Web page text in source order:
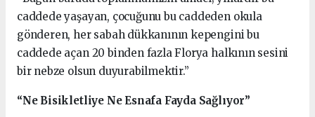
caddede yaşayan, çocuğunu bu caddeden okula
gönderen, her sabah dükkanının kepengini bu
caddede açan 20 binden fazla Florya halkının sesini
bir nebze olsun duyurabilmektir.”
“Ne Bisikletliye Ne Esnafa Fayda Sağlıyor”